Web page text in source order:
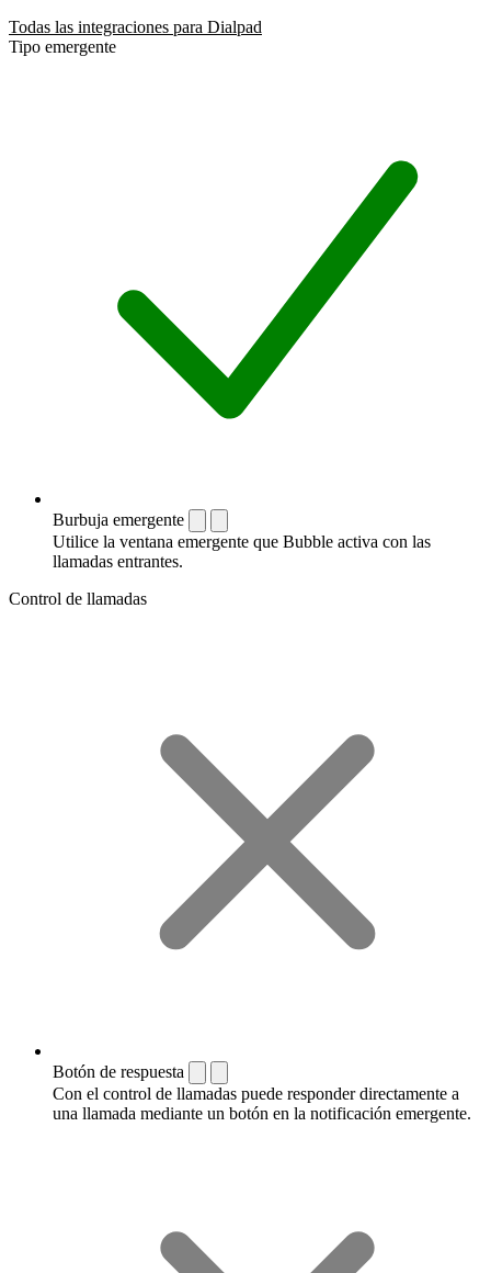
Todas las integraciones para Dialpad
Tipo emergente
Burbuja emergente
Utilice la ventana emergente que Bubble activa con las
llamadas entrantes.
Control de llamadas
Botón de respuesta
Con el control de llamadas puede responder directamente a
una llamada mediante un botón en la notificación emergente.